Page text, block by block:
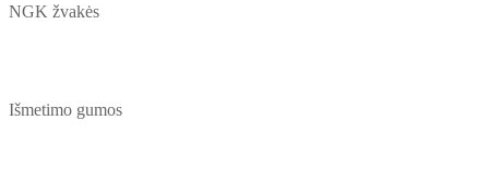
NGK žvakės
Išmetimo gumos